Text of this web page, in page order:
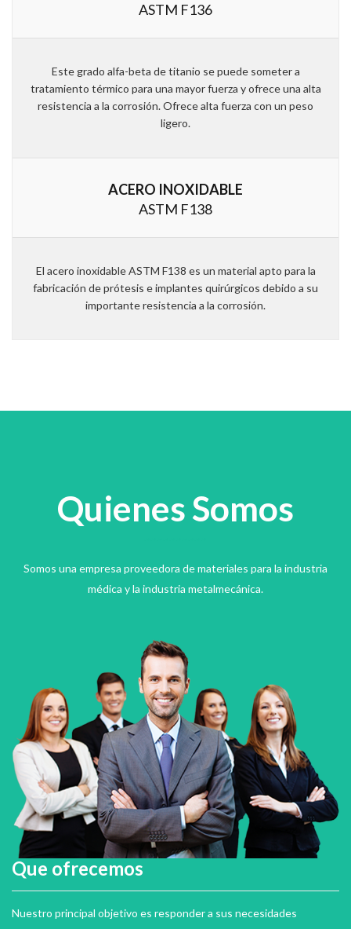
ASTM F136
Este grado alfa-beta de titanio se puede someter a
tratamiento térmico para una mayor fuerza y ofrece una alta
resistencia a la corrosión. Ofrece alta fuerza con un peso
ligero.
ACERO INOXIDABLE
ASTM F138
El acero inoxidable ASTM F138 es un material apto para la
fabricación de prótesis e implantes quirúrgicos debido a su
importante resistencia a la corrosión.
Quienes Somos
Somos una empresa proveedora de materiales para la industria
médica y la industria metalmecánica.
Que ofrecemos
Nuestro principal objetivo es responder a sus necesidades